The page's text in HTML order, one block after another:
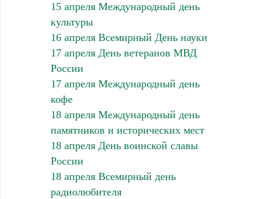
15 апреля Международный день
культуры
16 апреля Всемирный День науки
17 апреля День ветеранов МВД
России
17 апреля Международный день
кофе
18 апреля Международный день
памятников и исторических мест
18 апреля День воинской славы
России
18 апреля Всемирный день
радиолюбителя